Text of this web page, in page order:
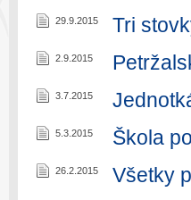
29.9.2015 Tri
2.9.2015
3.7.2015
5.3.2015 Škola
26.2.2015 Všetky